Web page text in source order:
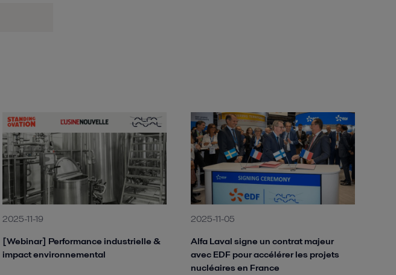
2025-11-19
[Webinar] Performance industrielle &
impact environnemental
2025-11-05
Alfa Laval signe un contrat majeur
avec EDF pour accélérer les projets
nucléaires en France